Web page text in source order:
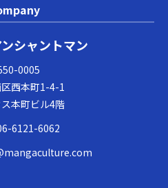
シャントマン
0005
西本町1-4-1
本町ビル4階
6121-6062